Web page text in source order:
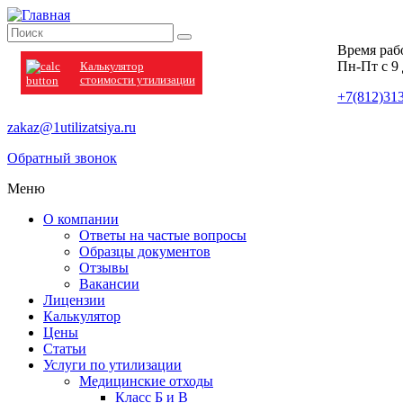
Калькулятор
стоимости утилизации
Время
Пн-Пт с 9
zakaz@1utilizatsiya.ru
Обратный звонок
Меню
О компании
Ответы на частые вопросы
Образцы документов
Отзывы
Вакансии
Лицензии
Калькулятор
Цены
Статьи
Услуги по утилизации
Медицинские отходы
Класс Б и В